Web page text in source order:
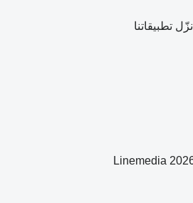
نزّل تطبيقاتنا